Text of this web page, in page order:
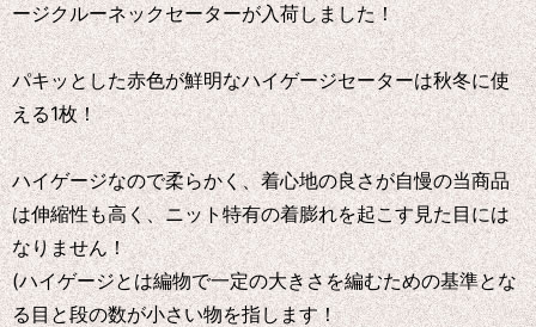
ージクルーネックセーターが入荷しました！
パキッとした赤色が鮮明なハイゲージセーターは秋冬に使
える1枚！
ハイゲージなので柔らかく、着心地の良さが自慢の当商品
は伸縮性も高く、ニット特有の着膨れを起こす見た目には
なりません！
(ハイゲージとは編物で一定の大きさを編むための基準とな
る目と段の数が小さい物を指します！